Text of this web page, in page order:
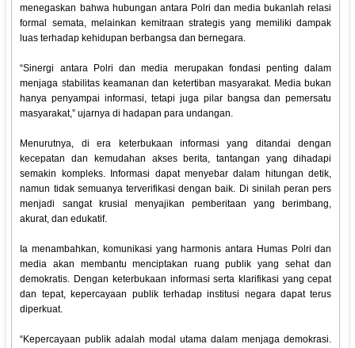
menegaskan bahwa hubungan antara Polri dan media bukanlah relasi
formal semata, melainkan kemitraan strategis yang memiliki dampak
luas terhadap kehidupan berbangsa dan bernegara.
“Sinergi antara Polri dan media merupakan fondasi penting dalam
menjaga stabilitas keamanan dan ketertiban masyarakat. Media bukan
hanya penyampai informasi, tetapi juga pilar bangsa dan pemersatu
masyarakat,” ujarnya di hadapan para undangan.
Menurutnya, di era keterbukaan informasi yang ditandai dengan
kecepatan dan kemudahan akses berita, tantangan yang dihadapi
semakin kompleks. Informasi dapat menyebar dalam hitungan detik,
namun tidak semuanya terverifikasi dengan baik. Di sinilah peran pers
menjadi sangat krusial menyajikan pemberitaan yang berimbang,
akurat, dan edukatif.
Ia menambahkan, komunikasi yang harmonis antara Humas Polri dan
media akan membantu menciptakan ruang publik yang sehat dan
demokratis. Dengan keterbukaan informasi serta klarifikasi yang cepat
dan tepat, kepercayaan publik terhadap institusi negara dapat terus
diperkuat.
“Kepercayaan publik adalah modal utama dalam menjaga demokrasi.